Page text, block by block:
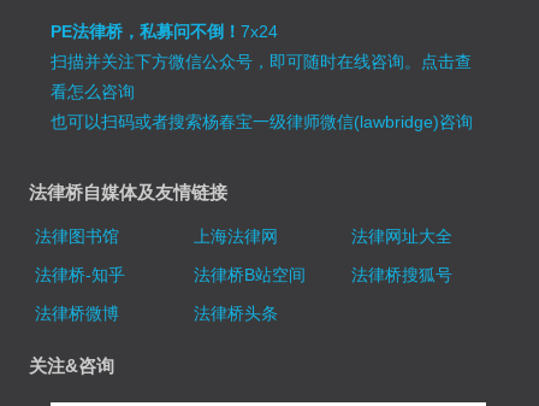
PE法律桥，私募问不倒！7x24
扫描并关注下方微信公众号，即可随时在线咨询。 点击查
看怎么咨询
也可以扫码或者搜索杨春宝一级律师微信(lawbridge)咨询
法律桥自媒体及友情链接
法律图书馆 上海法律网
法律网址大全
法律桥-知乎
法律桥B站空间
法律桥搜狐号
法律桥微博
法律桥头条
关注&咨询